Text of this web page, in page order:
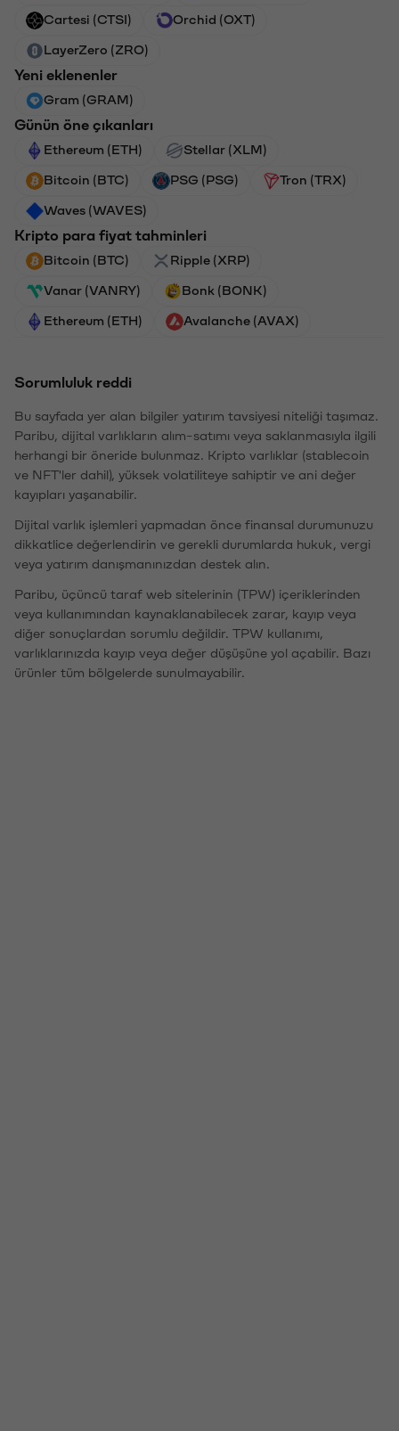
Cartesi (CTSI) Orchid (OXT)
LayerZero (ZRO)
Yeni eklenenler
Gram (GRAM)
Günün öne çıkanları
Ethereum (ETH) Stellar (XLM)
Bitcoin (BTC) PSG (PSG) Tron (TRX)
Waves (WAVES)
Kripto para fiyat tahminleri
Bitcoin (BTC) Ripple (XRP)
Vanar (VANRY) Bonk (BONK)
Ethereum (ETH) Avalanche (AVAX)
Sorumluluk reddi
Bu sayfada yer alan bilgiler yatırım tavsiyesi niteliği taşımaz.
Paribu, dijital varlıkların alım-satımı veya saklanmasıyla ilgili
herhangi bir öneride bulunmaz. Kripto varlıklar (stablecoin
ve NFT'ler dahil), yüksek volatiliteye sahiptir ve ani değer
kayıpları yaşanabilir.
Dijital varlık işlemleri yapmadan önce finansal durumunuzu
dikkatlice değerlendirin ve gerekli durumlarda hukuk, vergi
veya yatırım danışmanınızdan destek alın.
Paribu, üçüncü taraf web sitelerinin (TPW) içeriklerinden
veya kullanımından kaynaklanabilecek zarar, kayıp veya
diğer sonuçlardan sorumlu değildir. TPW kullanımı,
varlıklarınızda kayıp veya değer düşüşüne yol açabilir. Bazı
ürünler tüm bölgelerde sunulmayabilir.